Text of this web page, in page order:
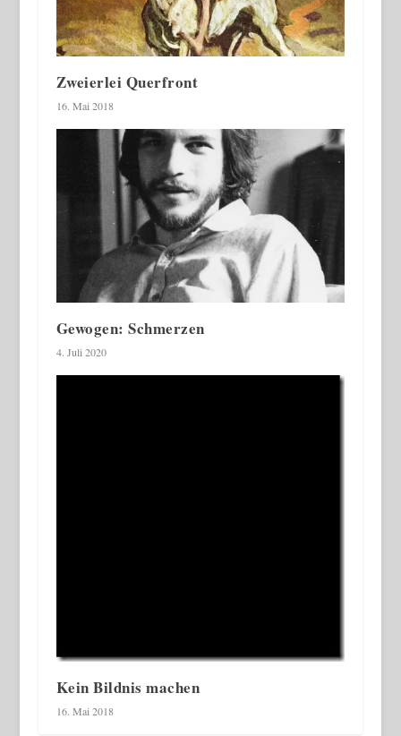
Zweierlei Querfront
16. Mai 2018
Gewogen: Schmerzen
4. Juli 2020
Kein Bildnis machen
16. Mai 2018